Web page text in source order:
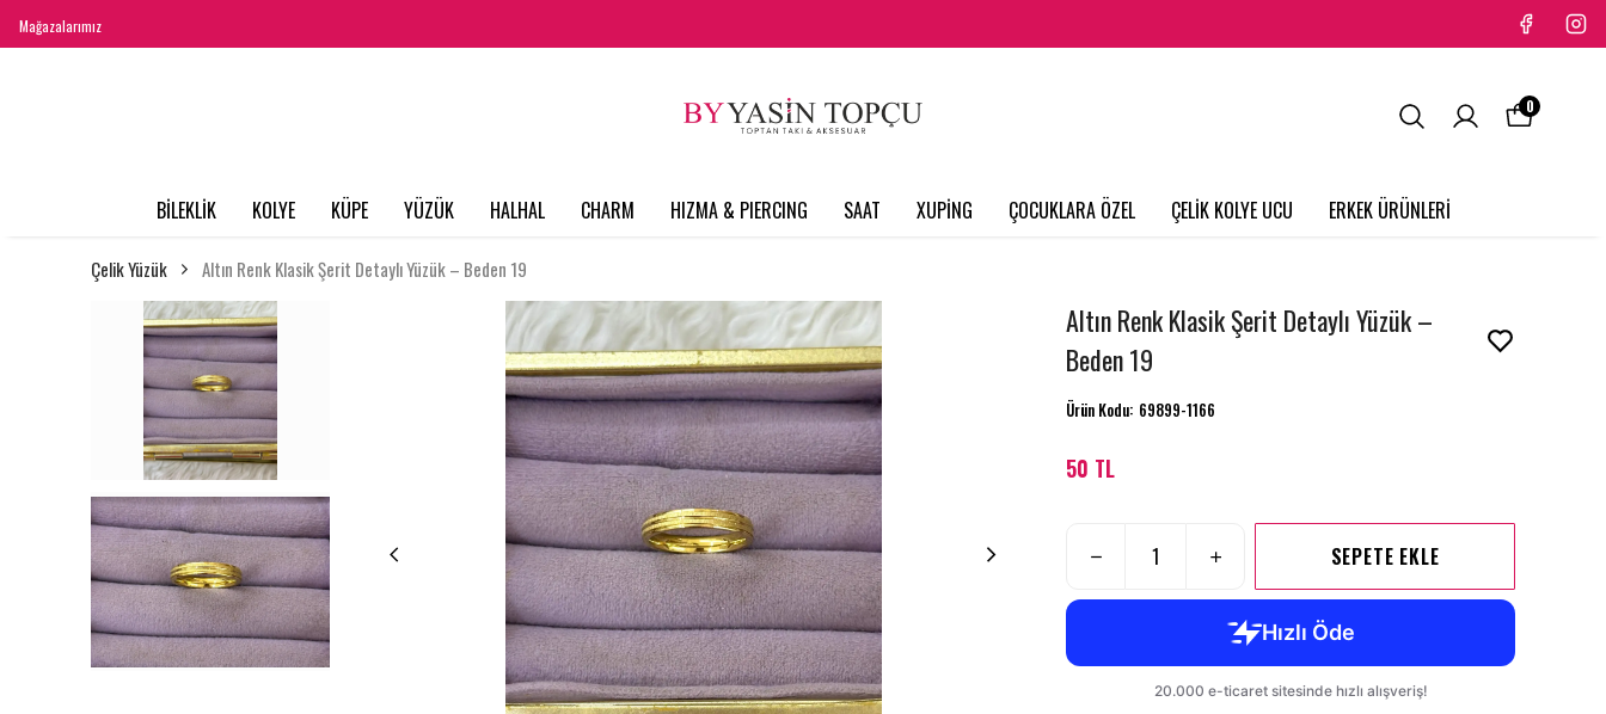
Mağazalarımız
BİLEKLİK KOLYE KÜPE YÜZÜK HALHAL CHARM HIZMA & PIERCING SAAT XUPİNG ÇOCUKLARA ÖZEL ÇELİK KOLYE UCU ERKEK ÜRÜNLERİ
0
Çelik Yüzük Altın Renk Klasik Şerit Detaylı Yüzük – Beden 19
Altın Renk Klasik Şerit Detaylı Yüzük –
Beden 19
Ürün Kodu: 69899-1166
50 TL
SEPETE EKLE